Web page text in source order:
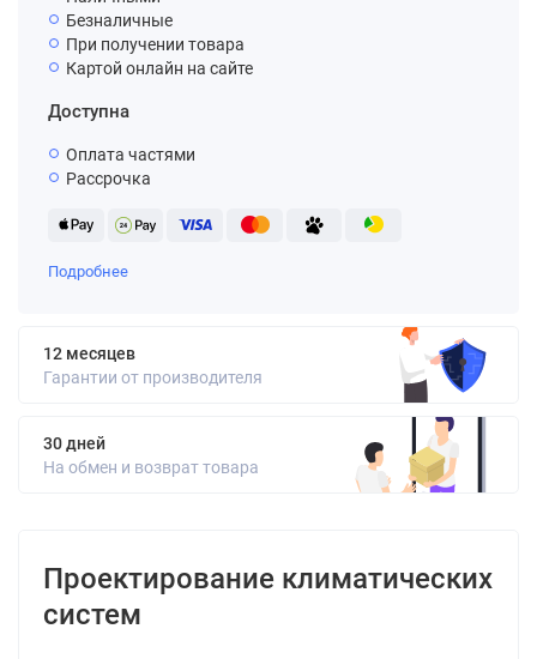
Безналичные
При получении товара
Картой онлайн на сайте
Доступна
Оплата частями
Рассрочка
Подробнее
12 месяцев
Гарантии от производителя
30 дней
На обмен и возврат товара
Проектирование климатических
систем